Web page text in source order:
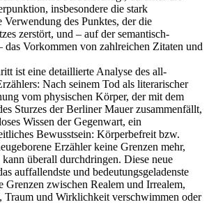
insbesondere die stark
des Punktes, der die
zerstört, und – auf der semantisch-
das Vorkommen von zahlreichen Zitaten und
ist eine detaillierte Analyse des all-
Nach seinem Tod als literarischer
vom physischen Körper, der mit dem
Sturzes der Berliner Mauer zusammenfällt,
Wissen der Gegenwart, ein
Bewusstsein: Körperbefreit bzw.
Erzähler keine Grenzen mehr,
überall durchdringen. Diese neue
auffallendste und bedeutungsgeladenste
Grenzen zwischen Realem und Irrealem,
Traum und Wirklichkeit verschwimmen oder